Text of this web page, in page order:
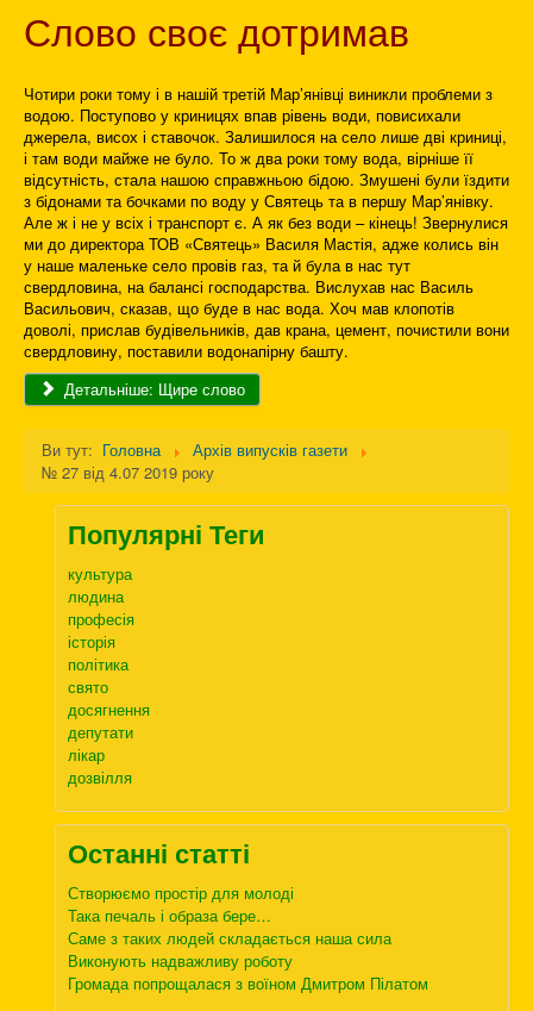
Слово своє дотримав
Чотири роки тому і в нашій третій Мар’янівці виникли проблеми з
водою. Поступово у криницях впав рівень води, повисихали
джерела, висох і ставочок. Залишилося на село лише дві криниці,
і там води майже не було. То ж два роки тому вода, вірніше її
відсутність, стала нашою справжньою бідою. Змушені були їздити
з бідонами та бочками по воду у Святець та в першу Мар’янівку.
Але ж і не у всіх і транспорт є. А як без води – кінець! Звернулися
ми до директора ТОВ «Святець» Василя Мастія, адже колись він
у наше маленьке село провів газ, та й була в нас тут
свердловина, на балансі господарства. Вислухав нас Василь
Васильович, сказав, що буде в нас вода. Хоч мав клопотів
доволі, прислав будівельників, дав крана, цемент, почистили вони
свердловину, поставили водонапірну башту.
Детальніше: Щире слово
Ви тут: Головна
Архів випусків газети
№ 27 від 4.07 2019 року
Популярні Теги
культура
людина
професія
історія
політика
свято
досягнення
депутати
лікар
дозвілля
Останні статті
Створюємо простір для молоді
Така печаль і образа бере…
Саме з таких людей складається наша сила
Виконують надважливу роботу
Громада попрощалася з воїном Дмитром Пілатом